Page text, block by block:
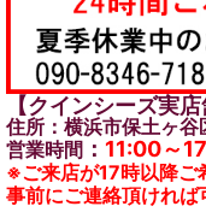
【クインシーズ実店
住所：横浜市保土ヶ
営業時間 ： 11:00～
※ご来店が17時以降ご
事前にご連絡頂ければ